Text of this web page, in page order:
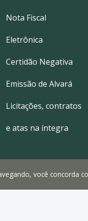
Nota Fiscal
Eletrônica
Certidão Negativa
Emissão de Alvará
Licitações, contratos
e atas na íntegra
você concorda